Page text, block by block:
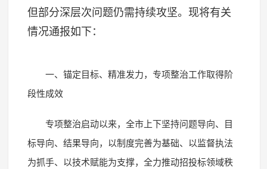
但部分深层次问题仍需持续攻坚。现将有关
情况通报如下：
一、锚定目标、精准发力，专项整治工作取得阶
段性成效
专项整治启动以来，全市上下坚持问题导向、目
标导向、结果导向，以制度完善为基础、以监督执法
为抓手、以技术赋能为支撑，全力推动招投标领域秩